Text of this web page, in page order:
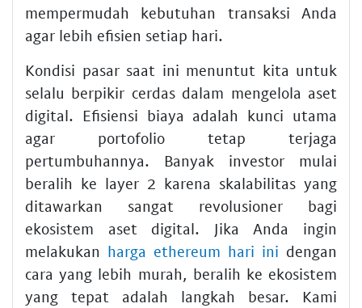
mempermudah kebutuhan transaksi Anda
agar lebih efisien setiap hari.
Kondisi pasar saat ini menuntut kita untuk
selalu berpikir cerdas dalam mengelola aset
digital. Efisiensi biaya adalah kunci utama
agar portofolio tetap terjaga
pertumbuhannya. Banyak investor mulai
beralih ke layer 2 karena skalabilitas yang
ditawarkan sangat revolusioner bagi
ekosistem aset digital. Jika Anda ingin
melakukan harga ethereum hari ini dengan
cara yang lebih murah, beralih ke ekosistem
yang tepat adalah langkah besar. Kami